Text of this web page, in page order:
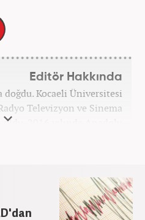
Editör Hakkında
doğdu. Kocaeli Üniversitesi
Televizyon ve Sinema
2016 yılında Anadolu
Nisan 2021'den bu yana
yapmaktadır.